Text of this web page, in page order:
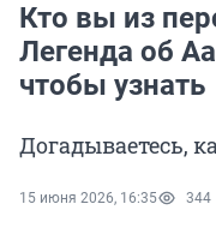
Кто вы из
Легенда об
чтобы узнать
Догадываетесь,
15 июня 2026, 16:35 344